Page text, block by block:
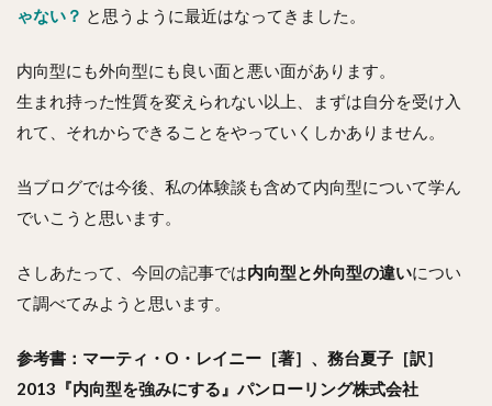
ゃない？ と思うように最近はなってきました。
内向型にも外向型にも良い面と悪い面があります。
生まれ持った性質を変えられない以上、まずは自分を受け入
れて、それからできることをやっていくしかありません。
当ブログでは今後、私の体験談も含めて内向型について学ん
でいこうと思います。
さしあたって、今回の記事では内向型と外向型の違いについ
て調べてみようと思います。
参考書：マーティ・O・レイニー［著］、務台夏子［訳］
2013『内向型を強みにする』パンローリング株式会社